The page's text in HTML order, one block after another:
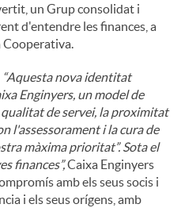
un Grup consolidat i
d'entendre les finances, a
Cooperativa.
“Aquesta nova identitat
Enginyers, un model de
de servei, la proximitat
l'assessorament i la cura de
màxima prioritat”. Sota el
finances”,Caixa Enginyers
amb els seus socis i
i els seus orígens, amb